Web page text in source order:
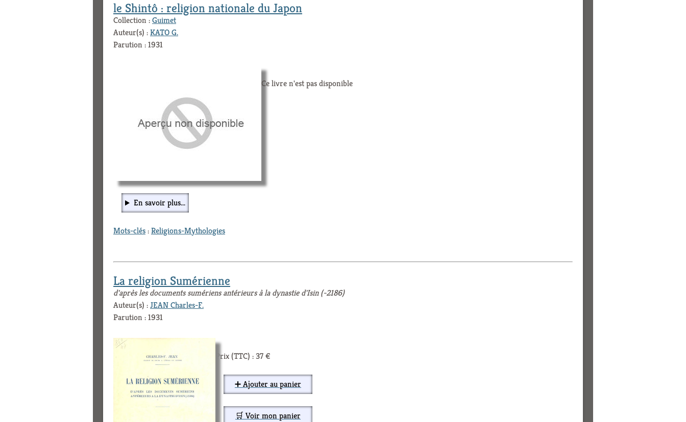
le Shintô : religion nationale du Japon
Collection :Guimet
Auteur(s) :KATO G.
Parution : 1931
Ce livre n'est pas disponible
En savoir plus...
Mots-clés:Religions-Mythologies
La religion Sumérienne
d'après les documents sumériens antérieurs à la dynastie d'Isin (-2186)
Auteur(s) :JEAN Charles-F.
Parution : 1931
Prix (TTC) : 37 €
➕ Ajouter au panier
🛒 Voir mon panier